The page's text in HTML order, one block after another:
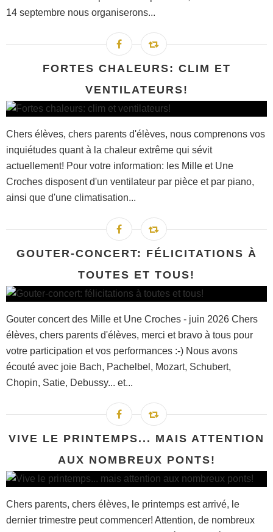
14 septembre nous organiserons...
FORTES CHALEURS: CLIM ET
VENTILATEURS!
Chers élèves, chers parents d'élèves, nous comprenons vos
inquiétudes quant à la chaleur extrême qui sévit
actuellement! Pour votre information: les Mille et Une
Croches disposent d'un ventilateur par pièce et par piano,
ainsi que d'une climatisation...
GOUTER-CONCERT: FÉLICITATIONS À
TOUTES ET TOUS!
Gouter concert des Mille et Une Croches - juin 2026 Chers
élèves, chers parents d'élèves, merci et bravo à tous pour
votre participation et vos performances :-) Nous avons
écouté avec joie Bach, Pachelbel, Mozart, Schubert,
Chopin, Satie, Debussy... et...
VIVE LE PRINTEMPS... MAIS ATTENTION
AUX NOMBREUX PONTS!
Chers parents, chers élèves, le printemps est arrivé, le
dernier trimestre peut commencer! Attention, de nombreux